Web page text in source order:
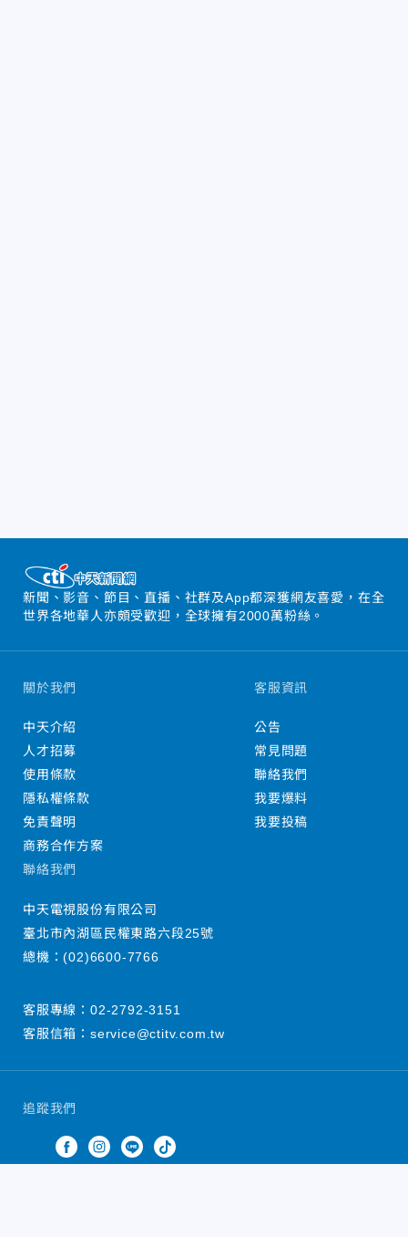
新聞、影音、節目、直播、社群及App都深獲網友喜愛，在全
世界各地華人亦頗受歡迎，全球擁有2000萬粉絲。
追蹤我們
關於我們
中天介紹
人才招募
使用條款
隱私權條款
免責聲明
商務合作方案
客服資訊
公告
常見問題
聯絡我們
我要爆料
我要投稿
聯絡我們
中天電視股份有限公司
臺北市內湖區民權東路六段25號
總機：(02)6600-7766
客服專線： 02-2792-3151
客服信箱： service@ctitv.com.tw